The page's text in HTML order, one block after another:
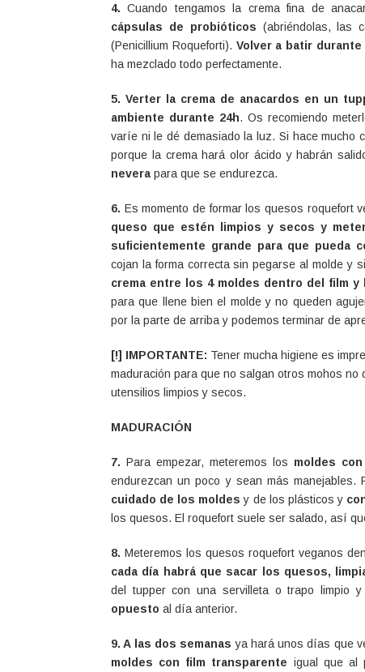
4. Cuando tengamos la crema fina de
cápsulas de probióticos (abriéndolas, las
(Penicillium Roqueforti). Volver a batir
ha mezclado todo perfectamente.
5. Verter la crema de anacardos en un
ambiente durante 24h. Os recomiendo
varíe ni le dé demasiado la luz. Si hace mucho
porque la crema hará olor ácido y habrán
nevera para que se endurezca.
6. Es momento de formar los quesos roquefort
queso que estén limpios y secos y
suficientemente grande para que pueda
cojan la forma correcta sin pegarse al molde y
crema entre los 4 moldes dentro del film
para que llene bien el molde y no queden
por la parte de arriba y podemos terminar de
[!] IMPORTANTE: Tener mucha higiene es
maduración para que no salgan otros mohos
utensilios limpios y secos.
MADURACIÓN
7. Para empezar, meteremos los moldes
endurezcan un poco y sean más manejables.
cuidado de los moldes y de los plásticos y
los quesos. El roquefort suele ser salado, así
8. Meteremos los quesos roquefort veganos
cada día habrá que sacar los quesos,
del tupper con una servilleta o trapo limpio
opuesto al día anterior.
9. A las dos semanas ya hará unos días que
moldes con film transparente igual que al